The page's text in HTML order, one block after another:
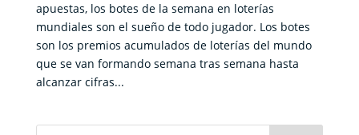
apuestas, los botes de la semana en loterías
mundiales son el sueño de todo jugador. Los botes
son los premios acumulados de loterías del mundo
que se van formando semana tras semana hasta
alcanzar cifras...